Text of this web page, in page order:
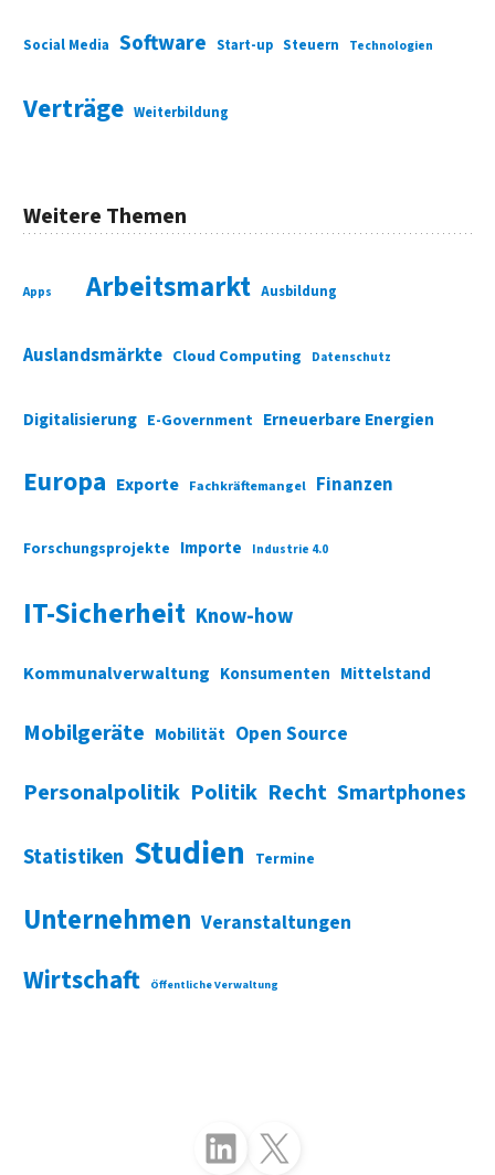
Social Media Software Start-up Steuern Technologien
Verträge Weiterbildung
Weitere Themen
Apps Arbeitsmarkt Ausbildung
Auslandsmärkte Cloud Computing Datenschutz
Digitalisierung E-Government Erneuerbare Energien
Europa Exporte Fachkräftemangel Finanzen
Forschungsprojekte Importe Industrie 4.0
IT-Sicherheit Know-how
Kommunalverwaltung Konsumenten Mittelstand
Mobilgeräte Mobilität Open Source
Personalpolitik Politik Recht Smartphones
Statistiken Studien Termine
Unternehmen Veranstaltungen
Wirtschaft Öffentliche Verwaltung
Folgen Sie uns auf LinkedInFolgen Sie uns auf X (Twitter)